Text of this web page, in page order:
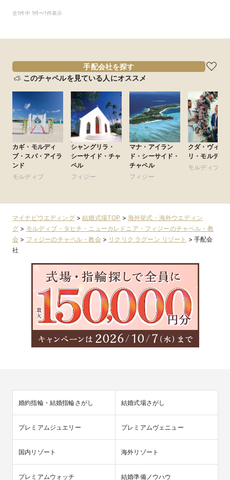
全1件中 1件〜1件表示
手配会社を探す
このチャペルを見ている人にオススメ
カギ・モルディ
ブ・スパ・アイラ
ンド
モルディブ
シャングリラ・
シーサイド・チャ
ペル
フィジー
マナ・アイラン
ド・シーサイド・
チャペル
フィジー
クダ・ヴィリ
リ・モルディ
モルディブ
マイナビウエディング>結婚式場TOP > 海外挙式・海外ウエディン
グ > モルディブ・タヒチ・ニューカレドニア・フィジーのチャペル・教
会 > フィジーのチャペル・教会> リクリク ラグーン リゾート >手配会
社
婚約指輪・結婚指輪さがし 結婚式場さがし
プレミアムジュエリー プレミアムヴェニュー
国内リゾート 海外リゾート
プレミアムウォッチ 結婚準備ノウハウ